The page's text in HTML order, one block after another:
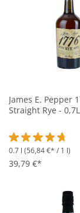
James E. Pepper
Straight Rye -
0.7 l (56,84 €* / 1 l)
39,79 €*